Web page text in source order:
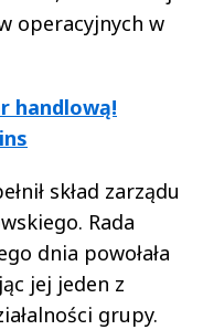
operacyjnych w
handlową!
skład zarządu
Rada
dnia powołała
jej jeden z
grupy.